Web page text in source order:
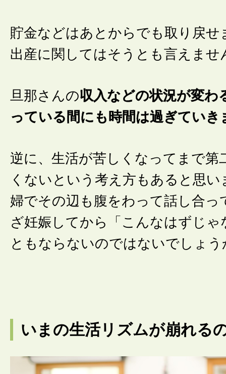
貯金などはあとからでも取り戻せ
出産に関してはそうとも言えませ
旦那さんの収入などの状況が変わ
っている間にも時間は過ぎていき
逆に、生活が苦しくなってまで第
くないという考え方もあると思い
婦でその辺も腹をわって話し合っ
ざ妊娠してから「こんなはずじゃ
ともならないのではないでしょう
いまの生活リズムが崩れる